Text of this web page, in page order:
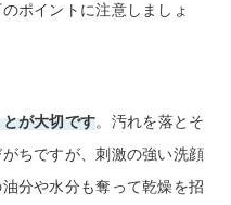
ポイントに注意しましょ
が大切です。汚れを落とそ
ちですが、刺激の強い洗顔
分や水分も奪って乾燥を招